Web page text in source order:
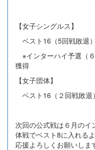
【女子シングルス】
ベスト16（5回戦敗退
※インターハイ予選（
獲得
【女子団体】
ベスト16（２回戦敗
次回の公式戦は６月の
体戦でベスト8に入れる
応援よろしくお願いしま